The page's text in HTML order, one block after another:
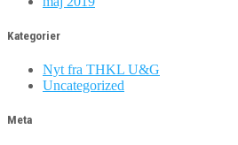
Kategorier
Nyt fra THKL U&G
Uncategorized
Meta